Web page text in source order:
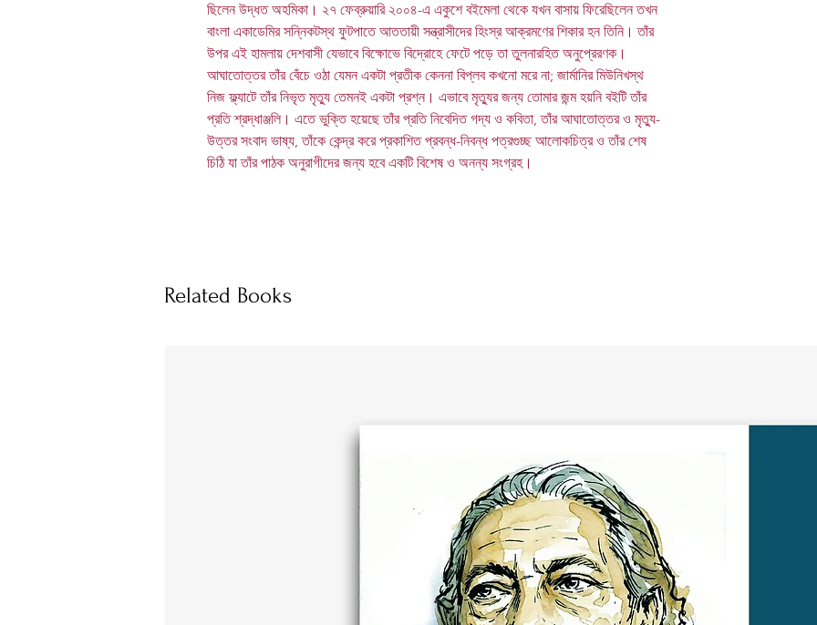
ছিলেন উদ্ধত অহমিকা। ২৭ ফেব্রুয়ারি ২০০৪-এ একুশে বইমেলা থেকে যখন বাসায় ফিরেছিলেন তখন
বাংলা একাডেমির সন্নিকটস্থ ফুটপাতে আততায়ী সন্ত্রাসীদের হিংস্র আক্রমণের শিকার হন তিনি। তাঁর
উপর এই হামলায় দেশবাসী যেভাবে বিক্ষোভে বিদ্রোহে ফেটে পড়ে তা তুলনারহিত অনুপ্রেরণক।
আঘাতোত্তর তাঁর বেঁচে ওঠা যেমন একটা প্রতীক কেননা বিপ্লব কখনো মরে না; জার্মানির মিউনিখস্থ
নিজ ফ্ল্যাটে তাঁর নিভৃত মৃত্যু তেমনই একটা প্রশ্ন। এভাবে মৃত্যুর জন্য তোমার জন্ম হয়নি বইটি তাঁর
প্রতি শ্রদ্ধাঞ্জলি। এতে ভুক্তি হয়েছে তাঁর প্রতি নিবেদিত গদ্য ও কবিতা, তাঁর আঘাতোত্তর ও মৃত্যু-
উত্তর সংবাদ ভাষ্য, তাঁকে কেন্দ্র করে প্রকাশিত প্রবন্ধ-নিবন্ধ পত্রগুচ্ছ আলোকচিত্র ও তাঁর শেষ
চিঠি যা তাঁর পাঠক অনুরাগীদের জন্য হবে একটি বিশেষ ও অনন্য সংগ্রহ।
Related Books